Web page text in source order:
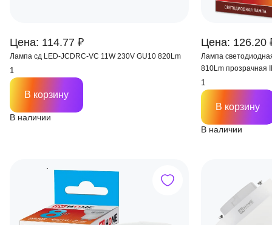
Цена: 114.77 ₽
Лампа сд LED-JCDRС-VC 11W 230V GU10 820Lm
В наличии
В корзину
Цена: 126.20
Лампа
810Lm прозрачная
В наличии
В корзину